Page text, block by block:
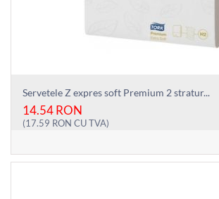
Servetele Z expres soft Premium 2 stratur...
14.54RON
(17.59 RON CU TVA)